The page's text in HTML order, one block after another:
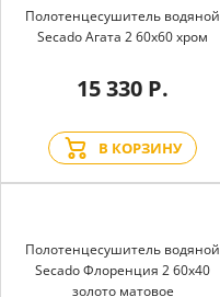
Полотенцесушитель водяной
Secado Агата 2 60x60 хром
15 330 Р.
В КОРЗИНУ
Полотенцесушитель водяной
Secado Флоренция 2 60x40
золото матовое